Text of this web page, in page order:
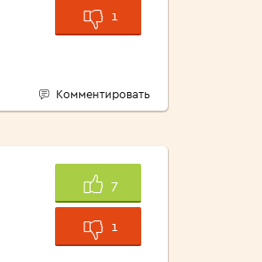
1
Комментировать
7
1